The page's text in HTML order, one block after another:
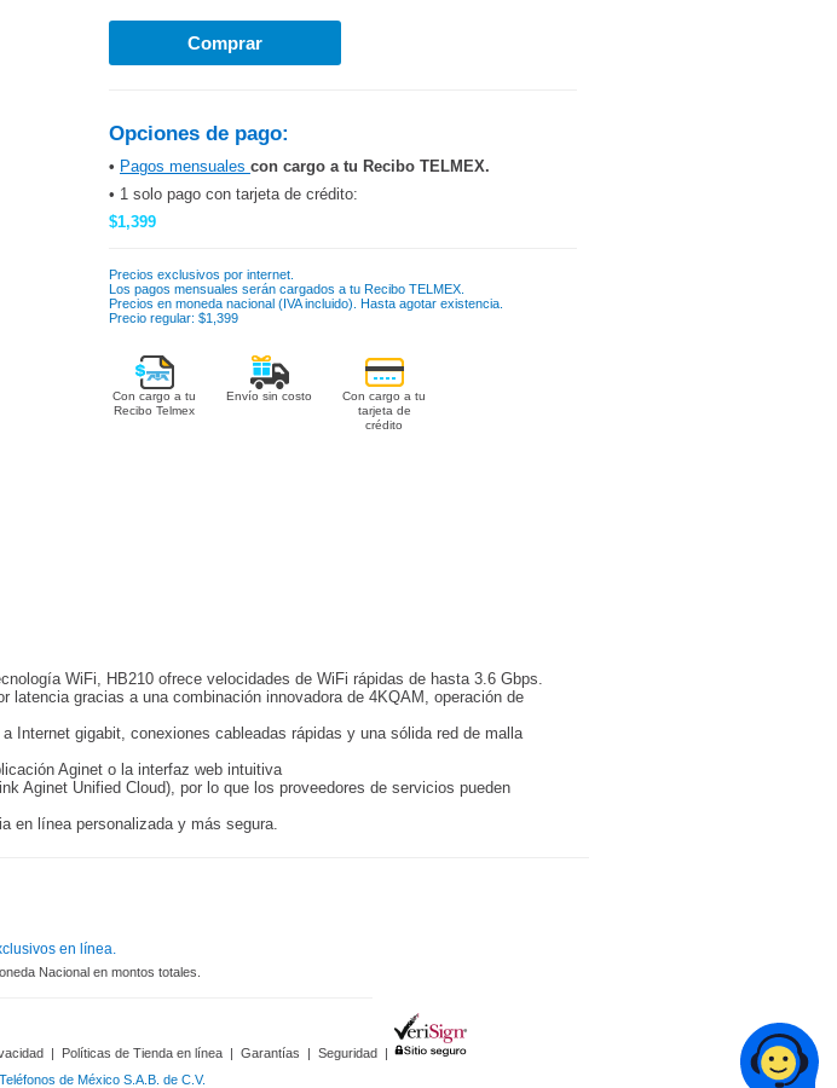
Opciones de pago:
• Pagos mensuales con cargo a tu Recibo TELMEX.
• 1 solo pago con tarjeta de crédito:
$1,399
Precios exclusivos por internet.
Los pagos mensuales serán cargados a tu Recibo TELMEX.
Precios en moneda nacional (IVA incluido). Hasta agotar existencia.
Precio regular: $1,399
Con cargo a tu
Recibo Telmex
Envío sin costo
Con cargo a tu
tarjeta de
crédito
WiFi, HB210 ofrece velocidades de WiFi rápidas de hasta 3.6 Gbps.
gracias a una combinación innovadora de 4KQAM, operación de
Internet gigabit, conexiones cableadas rápidas y una sólida red de malla
Aginet o la interfaz web intuitiva
Aginet Unified Cloud), por lo que los proveedores de servicios pueden
en línea personalizada y más segura.
en línea.
Nacional en montos totales.
| Políticas de Tienda en línea | Garantías | Seguridad |
de México S.A.B. de C.V.